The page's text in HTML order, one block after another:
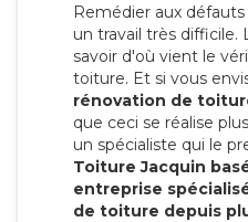
Remédier aux
un travail très difficile.
savoir d'où vient le
toiture. Et si vous
rénovation de
que ceci se réalise
un spécialiste qui le
Toiture Jacquin
entreprise
de toiture depuis